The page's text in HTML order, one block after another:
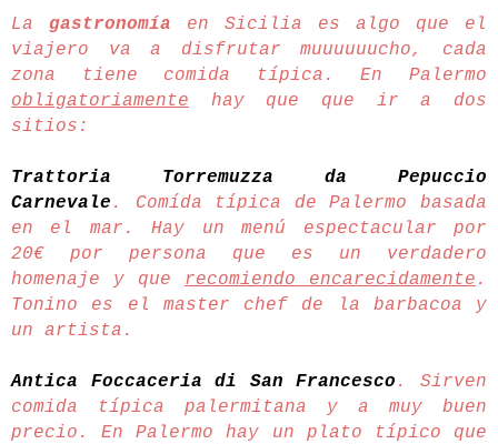
La gastronomía en Sicilia es algo que el
viajero va a disfrutar muuuuuucho, cada
zona tiene comida típica. En Palermo
obligatoriamente hay que que ir a dos
sitios:
Trattoria Torremuzza da Pepuccio
Carnevale . Comída típica de Palermo basada
en el mar. Hay un menú espectacular por
20€ por persona que es un verdadero
homenaje y que recomiendo encarecidamente .
Tonino es el master chef de la barbacoa y
un artista.
Antica Foccaceria di San Francesco . Sirven
comida típica palermitana y a muy buen
precio. En Palermo hay un plato típico que